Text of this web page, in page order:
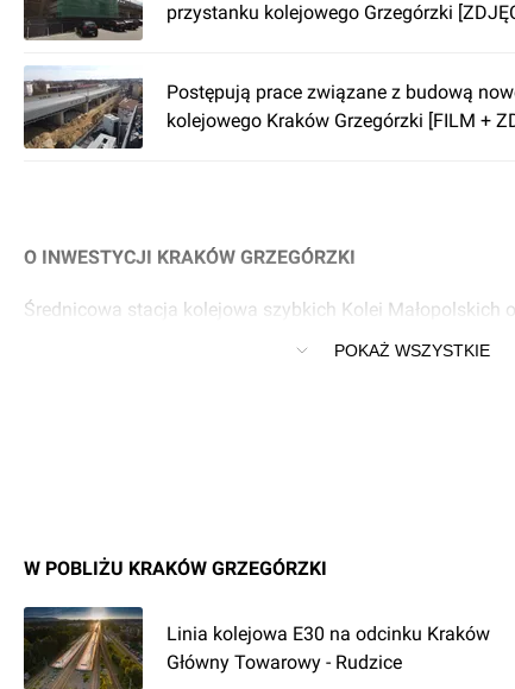
przystanku kolejowego Grzegórzki
Postępują prace związane z budową
kolejowego Kraków Grzegórzki [FILM +
O INWESTYCJI KRAKÓW GRZEGÓRZKI
Średnicowa stacja kolejowa szybkich Kolei Małopolskich
Kraków, Grzegórzki, ulica Grzegórzecka / Józefa Dietla
POKAŻ WSZYSTKIE
W POBLIŻU KRAKÓW GRZEGÓRZKI
Linia kolejowa E30 na odcinku Kraków
Główny Towarowy - Rudzice